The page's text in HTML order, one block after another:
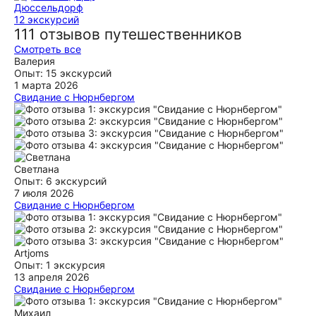
Дюссельдорф
12 экскурсий
111 отзывов путешественников
Смотреть все
Валерия
Опыт: 15 экскурсий
1 марта 2026
Свидание с Нюрнбергом
Забронировали экскурсию, оказалось, что никого больше
не будет, мы гуляли с экскурсоводом втроем! Погода была
великолепная, Вероника рассказывала все очень легко и
интересно! Мы отлично провели время, посмотрели
красивый город! всем рекомендую!
ещё
Светлана
Опыт: 6 экскурсий
7 июля 2026
Свидание с Нюрнбергом
Благодаря Веронике, увозим приятные воспоминания о
Нюрнберге и баночку пряников lebkuchen: живая и
увлекательная получилась экскурсия. Люблю такие
городские прогулки, в которые вплетены и исторические
факты, и колоритные легенды, приправленные
современными традициями. хочется и далее знакомится с
проектом 15:15 от дочек отдельное спасибо Веронике - не
школьные вопросы привели их в восторг💛💯
Artjoms
Опыт: 1 экскурсия
13 апреля 2026
Свидание с Нюрнбергом
Потрясающая экскурсия по старому городу!!! 🤩🤩🤩 Хочу
также поблагодарить Веронику за увлекательные
Михаил